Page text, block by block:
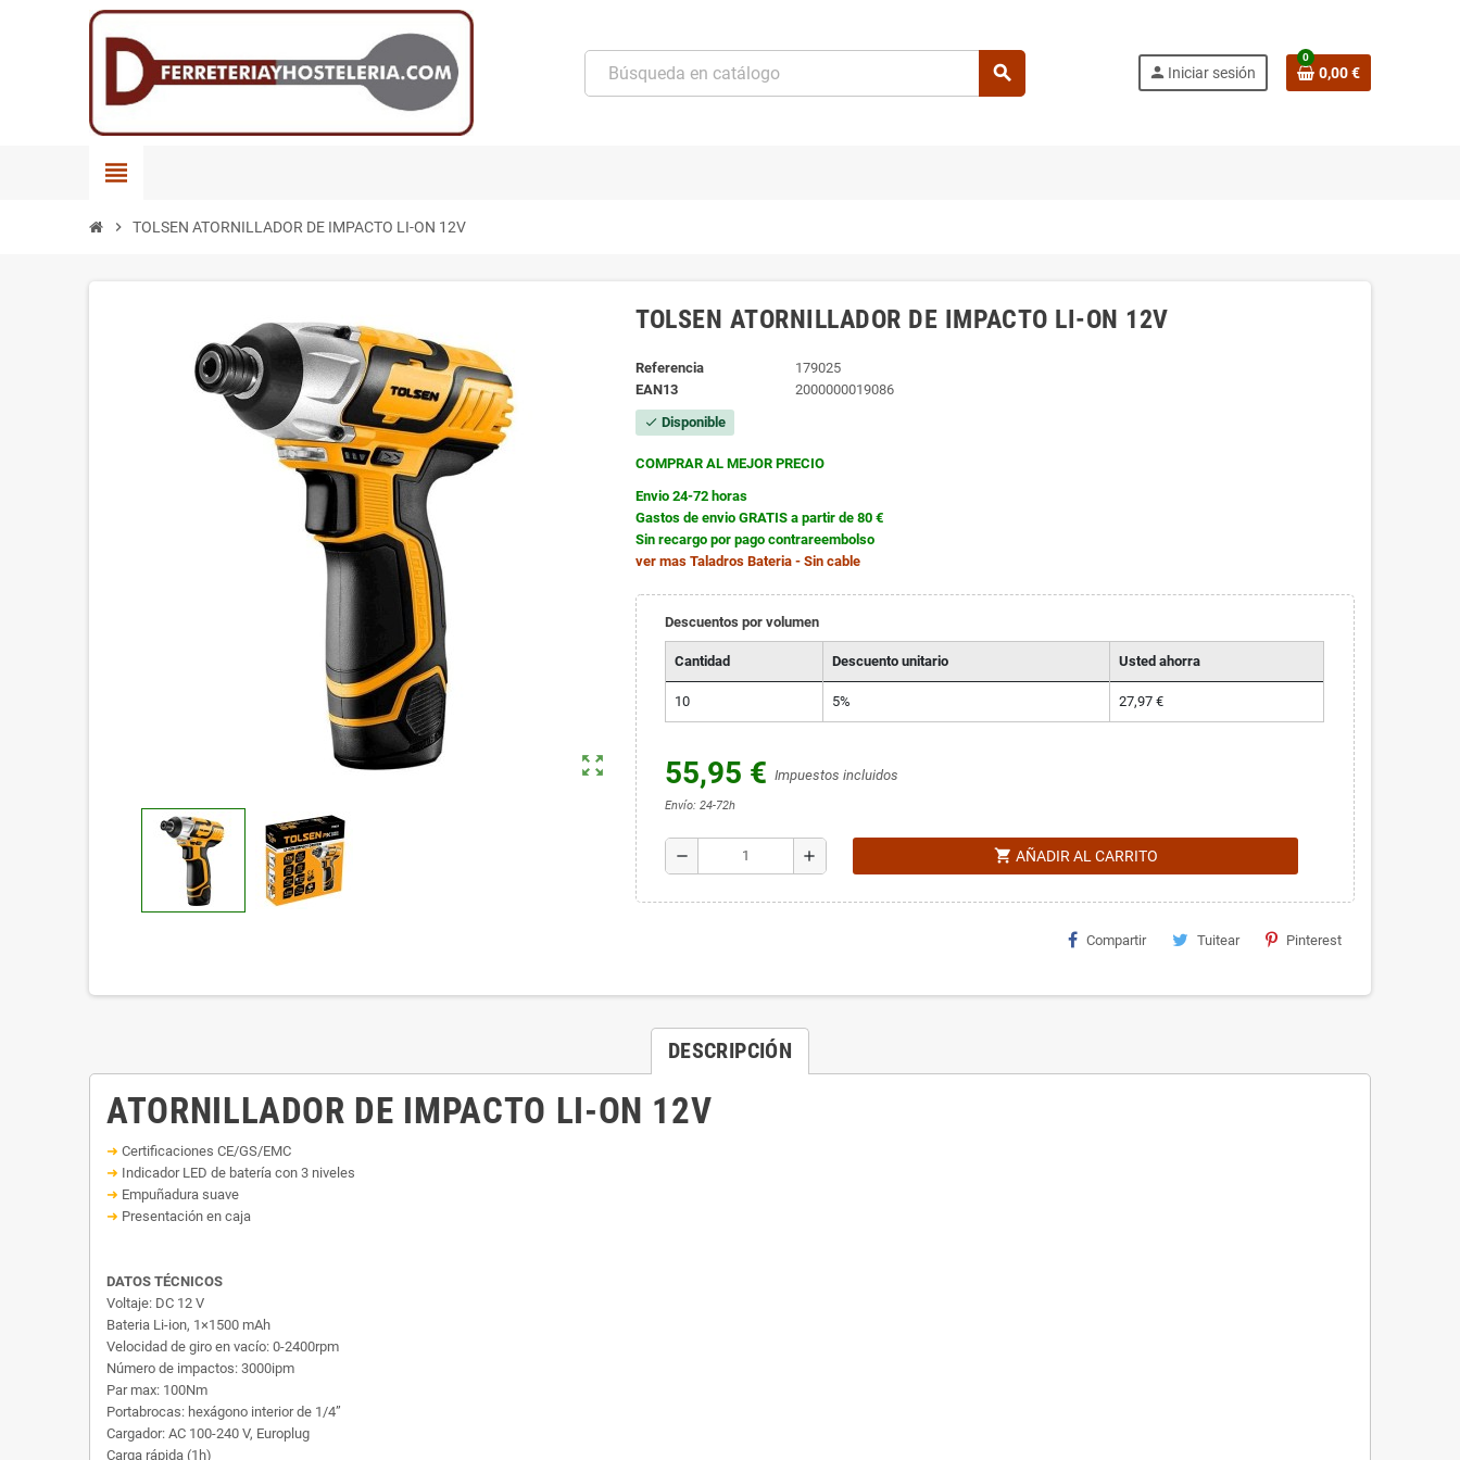
search person Iniciar sesión
0
0,00 €
view_headline
chevron_right TOLSEN ATORNILLADOR DE IMPACTO LI-ON 12V
zoom_out_map
TOLSEN ATORNILLADOR DE IMPACTO LI-ON 12V
Referencia
179025
EAN13
2000000019086
check Disponible
COMPRAR AL MEJOR PRECIO
Envio 24-72 horas
Gastos de envio GRATIS a partir de 80 €
Sin recargo por pago contrareembolso
ver mas Taladros Bateria - Sin cable
Descuentos por volumen
Cantidad Descuento unitario Usted ahorra
10 5% 27,97 €
55,95 € Impuestos incluidos
Envío: 24-72h
remove add shopping_cart AÑADIR AL CARRITO
Compartir Tuitear Pinterest
DESCRIPCIÓN
ATORNILLADOR DE IMPACTO LI-ON 12V
➜ Certificaciones CE/GS/EMC
➜ Indicador LED de batería con 3 niveles
➜ Empuñadura suave
➜ Presentación en caja
DATOS TÉCNICOS
Voltaje: DC 12 V
Bateria Li-ion, 1×1500 mAh
Velocidad de giro en vacío: 0-2400rpm
Número de impactos: 3000ipm
Par max: 100Nm
Portabrocas: hexágono interior de 1/4”
Cargador: AC 100-240 V, Europlug
Carga rápida (1h)